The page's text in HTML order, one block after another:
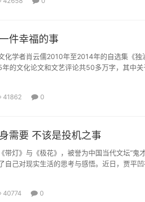
包括三个...
件幸福的事
学者肖云儒2010年至2014年的自选集《独
的文化论文和文艺评论共50多万字，其中关
。”笔耕不辍书名展示内心坚守肖云儒是一位
41862 0
需要 不该是投机之事
灯》与《极花》，被誉为中国当代文坛“鬼
己对现实生活的思考与感悟。近日，贾平凹
，就是人本身生命的需要、生存的需要，“它不
：没想过要成为作家 出生于上世...
40774 0